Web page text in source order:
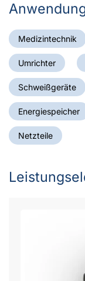
Medizintechnik
Umrichter
Schweißgeräte
Energiespeicher
Netzteile